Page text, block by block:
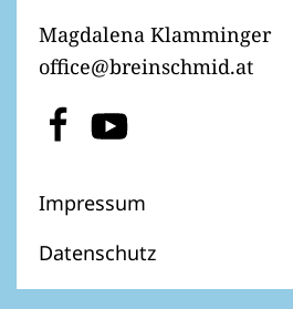
Magdalena Klamminger
office@breinschmid.at
Impressum
Datenschutz